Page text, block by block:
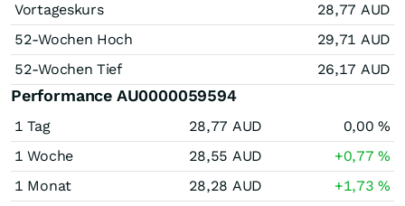
Vortageskurs
28,77 AUD
52-Wochen Hoch
29,71 AUD
52-Wochen Tief
26,17 AUD
Performance AU0000059594
1 Tag 28,77 AUD 0,00%
1 Woche
28,55 AUD +0,77%
1 Monat
28,28 AUD +1,73%